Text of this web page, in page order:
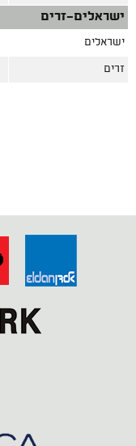
ישראלים-זרים
ישראלים
זרים